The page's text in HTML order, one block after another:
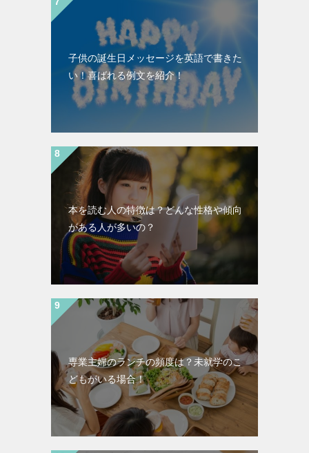
子供の誕生日メッセージを英語で書きた
い！喜ばれる例文を紹介！
本を読む人の特徴は？どんな性格や傾向
がある人が多いの？
専業主婦のランチの頻度は？未就学のこ
どもがいる場合！